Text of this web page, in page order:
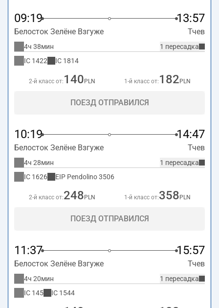
09:19 13:57
Белосток Зелёне Взгуже Тчев
1 пересадка
4ч 38мин
IC 1422 IC 1814
2-й класс от: 140 PLN 1-й класс от: 182 PLN
ПОЕЗД ОТПРАВИЛСЯ
10:19 14:47
Белосток Зелёне Взгуже Тчев
1 пересадка
4ч 28мин
IC 1626 EIP Pendolino3506
2-й класс от:248 PLN 1-й класс от:358 PLN
ПОЕЗД ОТПРАВИЛСЯ
11:37 15:57
Белосток Зелёне Взгуже Тчев
1 пересадка
4ч 20мин
IC 145 IC 1544